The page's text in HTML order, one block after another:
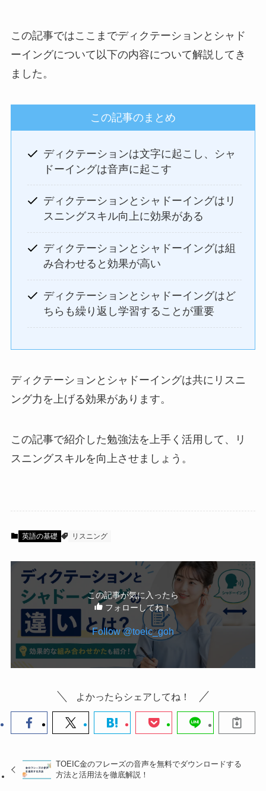
この記事ではここまでディクテーションとシャド
ーイングについて以下の内容について解説してき
ました。
この記事のまとめ
ディクテーションは文字に起こし、シャ
ドーイングは音声に起こす
ディクテーションとシャドーイングはリ
スニングスキル向上に効果がある
ディクテーションとシャドーイングは組
み合わせると効果が高い
ディクテーションとシャドーイングはど
ちらも繰り返し学習することが重要
ディクテーションとシャドーイングは共にリスニ
ング力を上げる効果があります。
この記事で紹介した勉強法を上手く活用して、リ
スニングスキルを向上させましょう。
英語の基礎 リスニング
この記事が気に入ったら
フォローしてね！
Follow @toeic_goh
よかったらシェアしてね！
TOEIC金のフレーズの音声を無料でダウンロードする
方法と活用法を徹底解説！